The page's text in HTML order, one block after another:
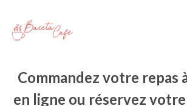
Commandez votre repas
en ligne ou réservez